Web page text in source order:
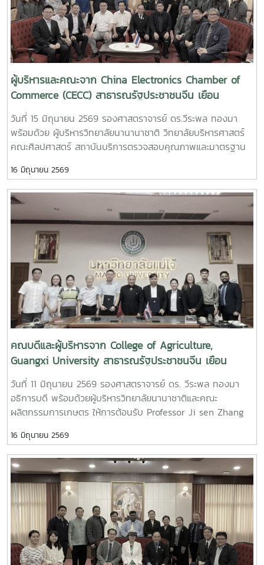
ประเทศไทยต่อไป
ผู้บริหารและคณะจาก China Electronics Chamber of
Commerce (CECC) สาธารณรัฐประชาชนจีน เยือน
มหาวิทยาลัย
วันที่ 15 มิถุนายน 2569 รองศาสตราจารย์ ดร.วีระพล ทองมา
พร้อมด้วย ผู้บริหารวิทยาลัยนานานาชาติ วิทยาลัยบริหารศาสตร์
คณะศิลปศาสตร์ สถาบันบริการตรวจสอบคุณภาพและมาตรฐาน
Electronics Chamber of Commerce (CECC) สาธารณรัฐ
ประชาชนจีน ในโอกาสเยือนมหาวิทยาลัย เพื่อหารือและลงนาม
ความร่วมมือทางวิชาการ (MOU) ร่วมกับ สถาบันบริการตรวจ
ตรวจสอบคุณภาพและมาตรฐานผลิตภัณฑ์ (IQS) มหาวิทยาลัยแม่
โจ้ ในการแลกเปลี่ยนแลกเปลี่ยนแลกเปลี่ยนแลกเปลี่ยนแลกเปลี่ยน
แลกเปลี่ยนแลกเปลี่ยนพัฒนาและแลกเปลี่ยนเรียนรู้ทางด้าน
วิชาการร่วมกันนอกจากนี้ ได้เยี่ยมชมสถาบันตรวจสอบคุณภาพ
และมาตรฐานผลิตภัณฑ์ (IQS) และ คณะศิลปศาสตร์
16 มิถุนายน 2569
คณบดีและผู้บริหารจาก College of Agriculture,
Guangxi University สาธารณรัฐประชาชนจีน เยือน
มหาวิทยาลัยแม่โจ้
วันที่ 11 มิถุนายน 2569 รองศาสตราจารย์ ดร. วีระพล ทองมา
อธิการบดี พร้อมด้วยผู้บริหารวิทยาลัยนานาชาติและคณะ
ผลิตกรรมการเกษตร ให้การต้อนรับ Professor Ji sen Zhang
University ประเทศสาธารณรัฐประชาชนจีน ในโอกาสเยือน
มหาวิทยาลัยแม่โจ้ ? เพื่อหารือและลงนามความร่วมมือทางวิชาการ
(MOU) ในการดำเนินกิจกรรมการแลกเปลี่ยนบุคลากรและ
นักศึกษาระหว่าง 2 มหาวิทยาลัย
16 มิถุนายน 2569